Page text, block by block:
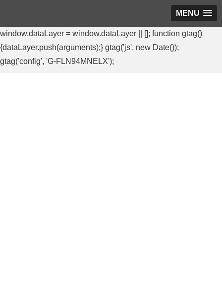
MENU
window.dataLayer = window.dataLayer || []; function gtag()
{dataLayer.push(arguments);} gtag('js', new Date());
gtag('config', 'G-FLN94MNELX');